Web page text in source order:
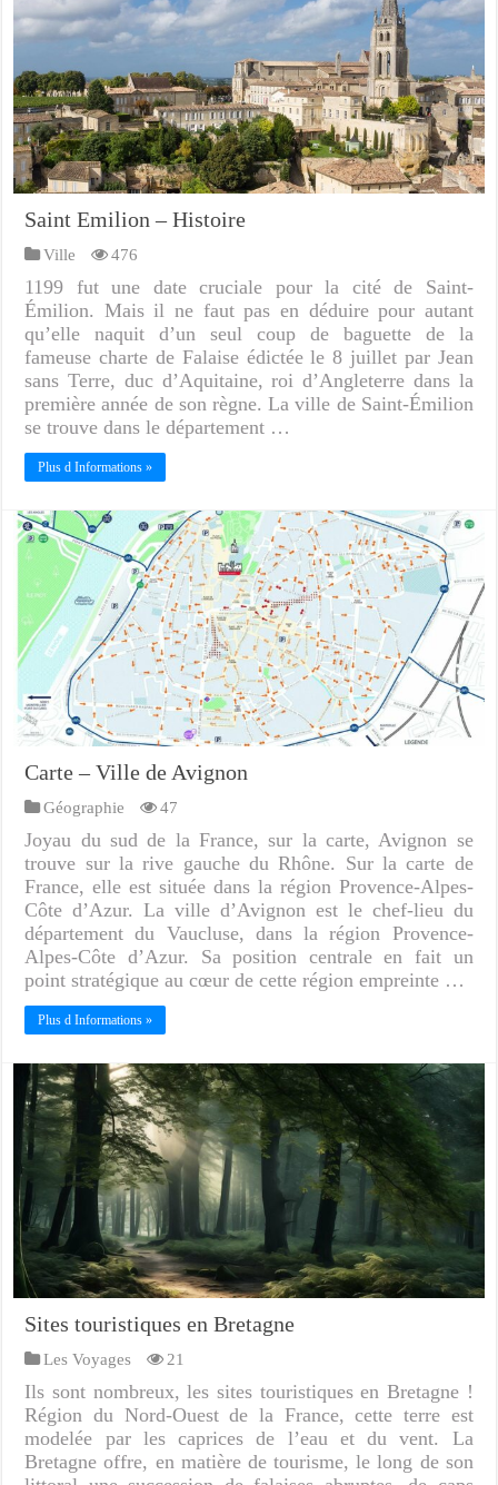
Saint Emilion – Histoire
Ville 476
1199 fut une date cruciale pour la cité de Saint-
Émilion. Mais il ne faut pas en déduire pour autant
qu’elle naquit d’un seul coup de baguette de la
fameuse charte de Falaise édictée le 8 juillet par Jean
sans Terre, duc d’Aquitaine, roi d’Angleterre dans la
première année de son règne. La ville de Saint-Émilion
se trouve dans le département …
Plus d Informations »
Carte – Ville de Avignon
Géographie 47
Joyau du sud de la France, sur la carte, Avignon se
trouve sur la rive gauche du Rhône. Sur la carte de
France, elle est située dans la région Provence-Alpes-
Côte d’Azur. La ville d’Avignon est le chef-lieu du
département du Vaucluse, dans la région Provence-
Alpes-Côte d’Azur. Sa position centrale en fait un
point stratégique au cœur de cette région empreinte …
Plus d Informations »
Sites touristiques en Bretagne
Les Voyages 21
Ils sont nombreux, les sites touristiques en Bretagne !
Région du Nord-Ouest de la France, cette terre est
modelée par les caprices de l’eau et du vent. La
Bretagne offre, en matière de tourisme, le long de son